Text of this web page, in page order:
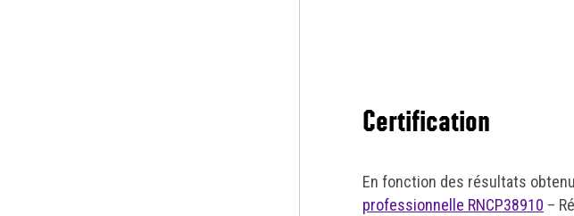
Certification
En fonction des résultats
professionnelle RNCP38910 –